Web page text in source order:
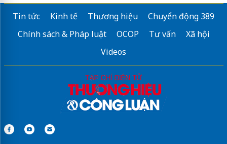
Tin tức Kinh tế Thương hiệu
Chuyển động 389
Chính sách & Pháp luật
OCOP Tư vấn
Xã hội
Videos